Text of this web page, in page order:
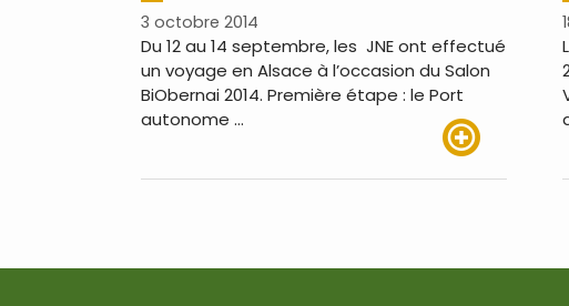
3 octobre 2014
Du 12 au 14 septembre, les JNE ont effectué
un voyage en Alsace à l’occasion du Salon
BiObernai 2014. Première étape : le Port
autonome …